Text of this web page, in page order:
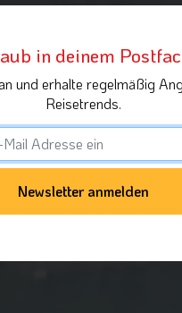
in deinem
und erhalte regelmäßig
Reisetrends.